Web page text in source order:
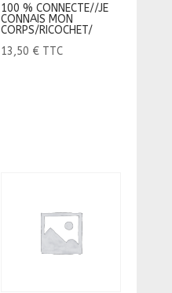
100 % CONNECTE//JE
CONNAIS MON
CORPS/RICOCHET/
13,50 € TTC